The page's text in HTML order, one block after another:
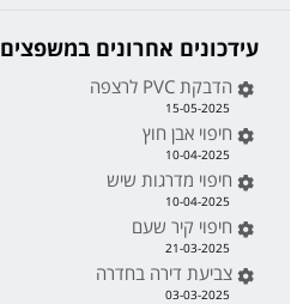
עידכונים אחרונים במשפצים
הדבקת PVC לרצפה
15-05-2025
חיפוי אבן חוץ
10-04-2025
חיפוי מדרגות שיש
10-04-2025
חיפוי קיר שעם
21-03-2025
צביעת דירה בחדרה
03-03-2025